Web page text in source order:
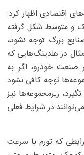
اقتصادی اظهار کرد:
و متوسط شکل گرفته
بزرگ توجه نشود،
در هلدینگ‌هایی که
صنعت خودرو، اگر به
توجه کافی نشود
زیرمجموعه‌ها نیز
در شرایط فعلی
که تورم با سرعت